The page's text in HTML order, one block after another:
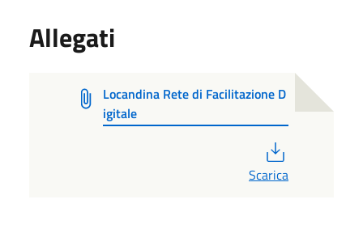
Allegati
Locandina Rete di Facilitazione D
igitale
Scarica